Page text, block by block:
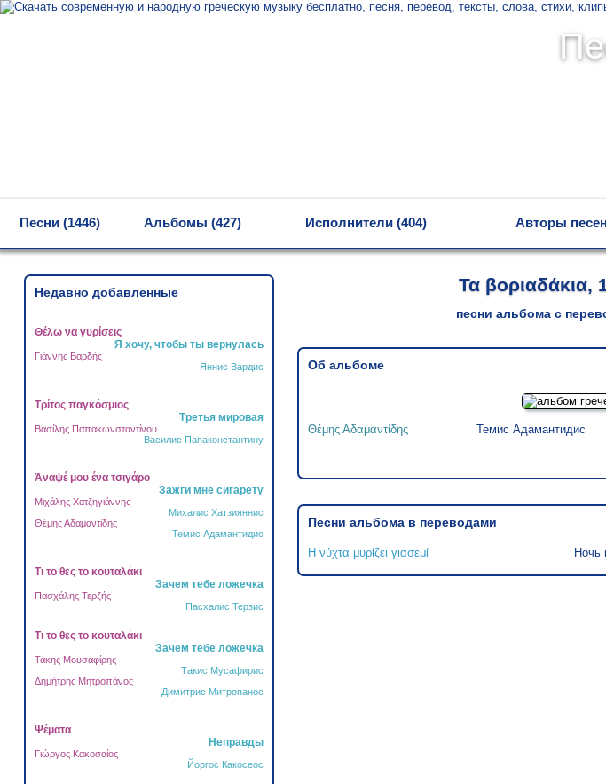
Песни (1446) Альбомы (427) Исполнители (404) Авторы
Недавно добавленные
Θέλω να γυρίσεις
Я хочу, чтобы ты вернулась
Γιάννης Βαρδής
Яннис Вардис
Τρίτος παγκόσμιος
Третья мировая
Βασίλης Παπακωνσταντίνου
Василис Папаконстантину
Άναψέ μου ένα τσιγάρο
Зажги мне сигарету
Μιχάλης Χατζηγιάννης
Михалис Хатзияннис
Θέμης Αδαμαντίδης
Темис Адамантидис
Τι το θες το κουταλάκι
Зачем тебе ложечка
Πασχάλης Τερζής
Пасхалис Терзис
Τι το θες το κουταλάκι
Зачем тебе ложечка
Τάκης Μουσαφίρης
Такис Мусафирис
Δημήτρης Μητροπάνος
Димитрис Митропанос
Ψέματα
Неправды
Γιώργος Κακοσαίος
Йоргос Какосеос
Τα βοριαδάκια,
песни альбома с
Об альбоме
Θέμης Αδαμαντίδης Темис Адамантидис
Песни альбома в переводами
Η νύχτα μυρίζει γιασεμί Ночь